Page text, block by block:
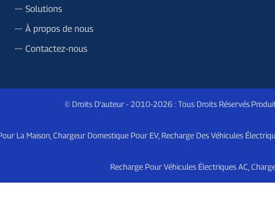
Solutions
À propos de nous
Contactez-nous
© Droits D'auteur - 2010-2026 : Tous Droits Réservés.
La Maison,Chargeur Domestique Pour EV, Recharge Des Véhicules
Recharge Pour Véhicules Électriques AC,